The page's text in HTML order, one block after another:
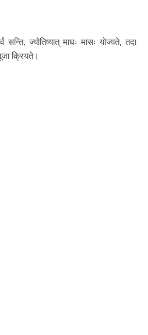
सन्ति, ज्योतिष्यात् माघः मासः योज्यते, तदा
क्रियते।